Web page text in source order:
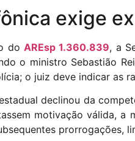
exige
do AREsp 1.360.839, a
o ministro Sebastião
o juiz deve indicar as
declinou da
motivação válida, a